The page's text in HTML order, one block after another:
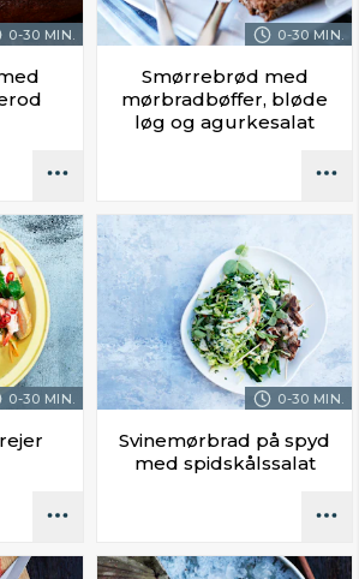
0-30 MIN. 0-30 MIN.
Smørrebrød med
mørbradbøffer, bløde
løg og agurkesalat
0-30 MIN. 0-30 MIN.
Svinemørbrad på spyd
med spidskålssalat